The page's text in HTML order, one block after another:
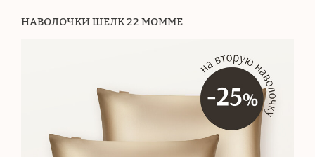
НАВОЛОЧКИ ШЕЛК 22 МОММЕ